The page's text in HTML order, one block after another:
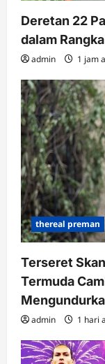
Deretan 22
dalam
admin 1 jam
thereal preman
Terseret
Termuda
admin 1 hari